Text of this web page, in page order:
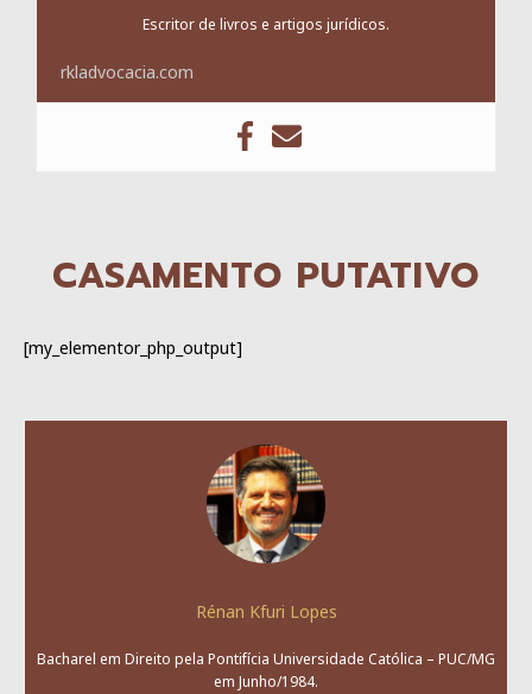
Escritor de livros e artigos jurídicos.
rkladvocacia.com
CASAMENTO PUTATIVO
[my_elementor_php_output]
Rénan Kfuri Lopes
Bacharel em Direito pela Pontifícia Universidade Católica – PUC/MG
em Junho/1984.